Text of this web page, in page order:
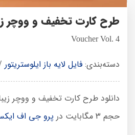
طرح کارت تخفیف و ووچر
Voucher Vol. 4
دسته‌بندی: فایل لایه باز ایلوستریتور
دانلود طرح کارت تخفیف و ووچر زیبا
حجم 3 مگابایت در
پرو جی اف